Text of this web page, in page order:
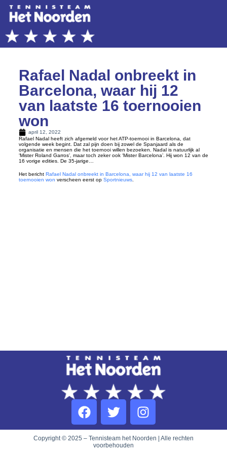
Rafael Nadal onbreekt in
Barcelona, waar hij 12
van laatste 16 toernooien
won
april 12, 2022
Rafael Nadal heeft zich afgemeld voor het ATP-toernooi in Barcelona, dat
volgende week begint. Dat zal pijn doen bij zowel de Spanjaard als de
organisatie en mensen die het toernooi willen bezoeken. Nadal is natuurlijk al
‘Mister Roland Garros’, maar toch zeker ook ‘Mister Barcelona’. Hij won 12 van de
16 vorige edities. De 35-jarige…
Het bericht Rafael Nadal onbreekt in Barcelona, waar hij 12 van laatste 16
toernooien won verscheen eerst op Sportnieuws.
Copyright © 2025 – Tennisteam het Noorden | Alle rechten
voorbehouden